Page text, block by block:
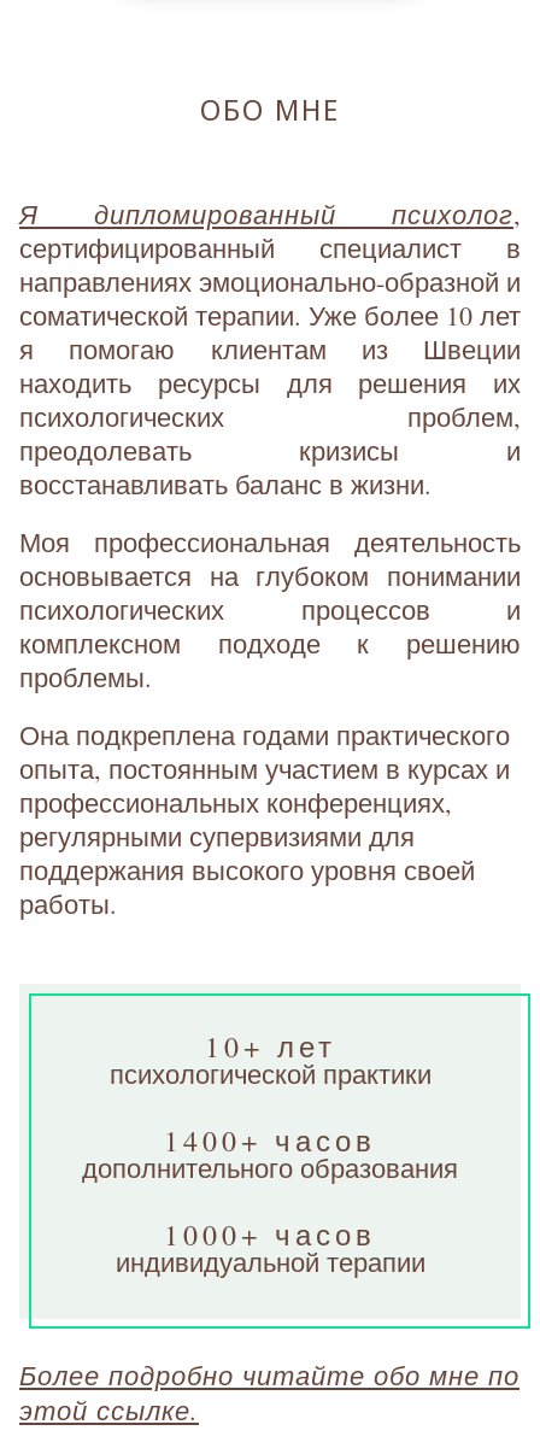
ОБО МНЕ
Я дипломированный психолог,
сертифицированный специалист в
направлениях эмоционально-образной и
соматической терапии. Уже более 10 лет
я помогаю клиентам из Швеции
находить ресурсы для решения их
психологических проблем,
преодолевать кризисы и
восстанавливать баланс в жизни.
Моя профессиональная деятельность
основывается на глубоком понимании
психологических процессов и
комплексном подходе к решению
проблемы.
Она подкреплена годами практического
опыта, постоянным участием в курсах и
профессиональных конференциях,
регулярными супервизиями для
поддержания высокого уровня своей
работы.
10+ лет
психологической практики
1400+ часов
дополнительного образования
1000+ часов
индивидуальной терапии
Более подробно читайте обо мне по
этой ссылке.